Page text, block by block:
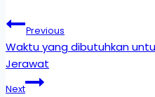
Previous
Waktu yang dibutuhkan
Jerawat
Next